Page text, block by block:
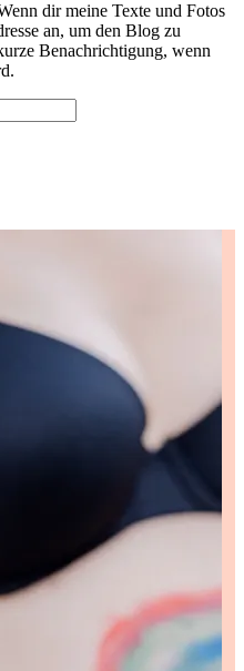
dir meine Texte und Fotos
an, um den Blog zu
Benachrichtigung, wenn